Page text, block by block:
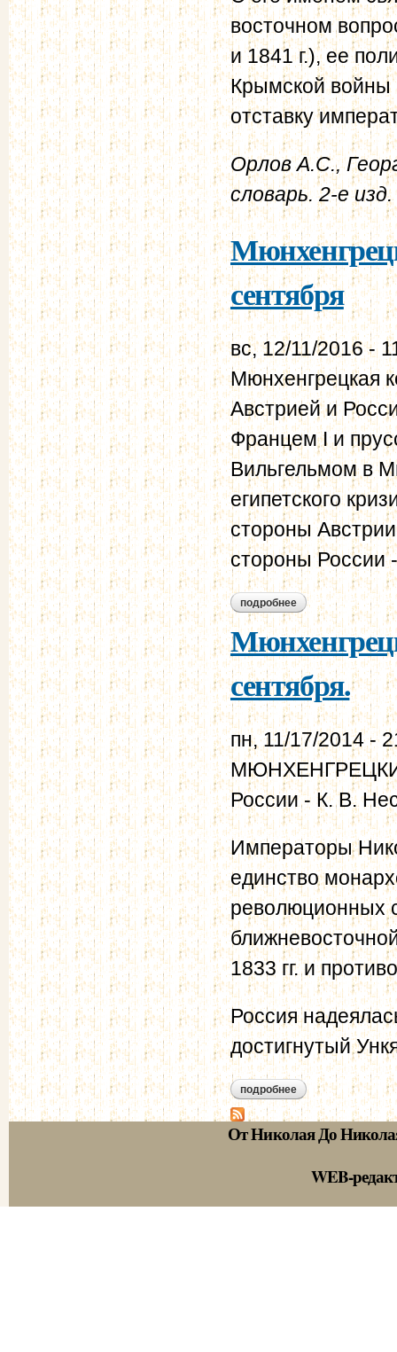
восточном
и 1841 г.), ее
Крымской войны
отставку
Орлов А.С.,
словарь. 2-е
сентября
вс, 12/11/2016 -
Мюнхенгрецкая
Австрией и
Францем I и
Вильгельмом в
египетского
стороны
стороны
подробнее о мюнхенгрецкая
сентября.
пн, 11/17/2014 -
России - К. В.
Императоры
единство
революционных
1833 гг. и
Россия
достигнутый
подробнее о мюнхенгрецкие
От Николая До
WEB-